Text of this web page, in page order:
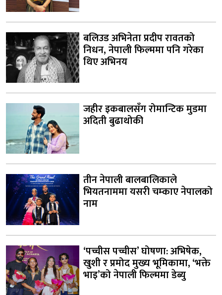
बलिउड अभिनेता प्रदीप रावतको
निधन, नेपाली फिल्ममा पनि गरेका
थिए अभिनय
जहीर इकबालसँग रोमान्टिक मुडमा
अदिती बुढाथोकी
तीन नेपाली बालबालिकाले
भियतनाममा यसरी चम्काए नेपालको
नाम
‘पच्चीस पच्चीस’ घोषणा: अभिषेक,
खुशी र प्रमोद मुख्य भूमिकामा, ‘भक्ते
भाइ’को नेपाली फिल्ममा डेब्यु